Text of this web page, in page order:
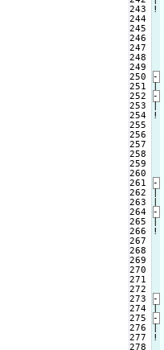
243
245
246
247
248
249
250
251
252
253
254
256
257
258
259
260
261
262
263
264
265
266
268
269
270
271
272
273
274
275
276
277
!
-
|
-
|
!
-
|
-
|
!
-
|
-
|
!